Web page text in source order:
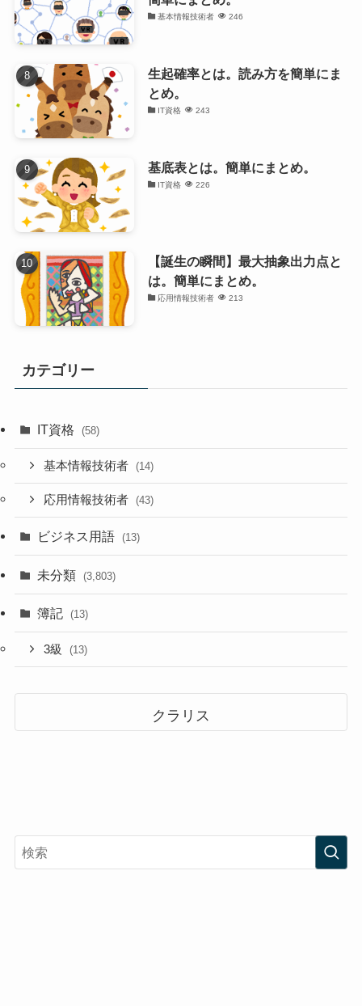
基本情報技術者 246
生起確率とは。読み方を簡単にま
とめ。
IT資格 243
基底表とは。簡単にまとめ。
IT資格 226
【誕生の瞬間】最大抽象出力点と
は。簡単にまとめ。
応用情報技術者 213
カテゴリー
IT資格 (58)
基本情報技術者 (14)
応用情報技術者 (43)
ビジネス用語 (13)
未分類 (3,803)
簿記 (13)
3級 (13)
クラリス